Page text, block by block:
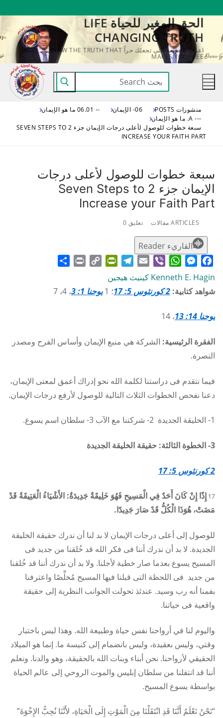
المحتوى
الحق المغير للحياة LIFE
CHANGING TRUTH
اعرف الحقيقة التي تجعلك حراً KNOW THE TRUTH THAT
MAKES YOU FREE
البحث
عن:
منشورات POSTS 06- الإيمان
-- 06.01 ما هو الإيمان
--- A. ما هو الإيمان
سبعة خطوات للوصول لأعلى درجات الإيمان جزء 2 SEVEN STEPS TO
INCREASE YOUR FAITH PART
سبعة خطوات للوصول لأعلى درجات
الإيمان جزء 2 Seven Steps to
Increase your Faith Part
ARTICLES مقالات تعليق 0
القاريء Reader
Facebook
Messenger
WhatsApp
Viber
Email
Telegram
PrintFriendly
Copy
Print
Kenneth E. Hagin كينيث هيجين
شواهد كتابية: 2 كورنثوس 5: 17 ؛ 1 يوحنا 1: 3 ، 4، 7
يوحنا 14: 13 ، 14
الفقرة الرئيسية: الشركة هي منبع الإيمان وأساس الفرح ومصدر
النصرة.
فيما نتقدم فى دراستنا لكلمة الله نحو إدراك أعمق لمعنى الإيمان،
دعنا نفحص الخطوات الثلاث التالية للوصول لأرفع درجات الإيمان.
1- الخليقة الجديدة 2- شركتنا مع الآب 3- سلطان اسم يسوع.
3- الخطوة الثالثة: حقيقة الخليقة الجديدة
2 كورنثوس 5: 17
17 إِذًا إِنْ كَانَ أَحَدٌ فِي الْمَسِيحِ فَهُوَ خَلِيقَةٌ جَدِيدَةٌ: الأَشْيَاءُ الْعَتِيقَةُ قَدْ
مَضَتْ، هُوَذَا الْكُلُّ قَدْ صَارَ جَدِيدًا.
للوصول إلى أعلى درجات الإيمان لا بد لنا أن ندرك حقيقة الخليقة
الجديدة. لا بد أن ندرك أننا فى فكر الله قد خُلقنا من جديد فى
المسيح يسوع بعدما صار خطية لأجلنا. ولا بد أن ندرك أننا قد خُلقنا
من جديد فى اللحظة التى قبلنا فيها المسيح مُخلِّصًا واعترفنا
بفمنا أنه رب وسيد. عندئذ تحولت الجوانب النظرية إلى حقيقة
واقعية فى حياتنا.
واليوم لنا في أرواحنا نفس حياة وطبيعة الله. وهذا ليس باختبار
وقتي، وليس بعقيدة، وليس بانضمام إلى كنيسة ما. إنما هو الميلاد
الحقيقي لأرواحنا. نحن أبناء وبنات الله بالحقيقة، وهو والدنا. ونعلم
أننا قد انتقلنا من سلطان إبليس والموت الروحي إلى عالم الحياة
بواسطة يسوع المسيح.
“نَحْنُ نَعْلَمُ أَنَّنَا قَدِ انْتَقَلْنَا مِنَ الْمَوْتِ إِلَى الْحَيَاةِ، لأَنَّنَا نُحِبُّ الإِخْوَةَ”